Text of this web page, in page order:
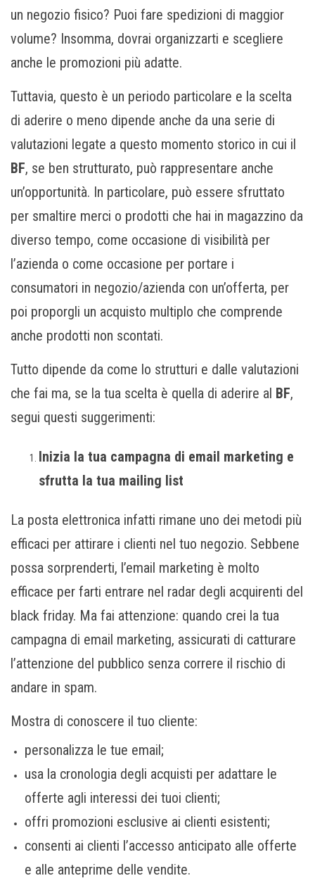
un negozio fisico? Puoi fare spedizioni di maggior
volume? Insomma, dovrai organizzarti e scegliere
anche le promozioni più adatte.
Tuttavia, questo è un periodo particolare e la scelta
di aderire o meno dipende anche da una serie di
valutazioni legate a questo momento storico in cui il
BF, se ben strutturato, può rappresentare anche
un’opportunità. In particolare, può essere sfruttato
per smaltire merci o prodotti che hai in magazzino da
diverso tempo, come occasione di visibilità per
l’azienda o come occasione per portare i
consumatori in negozio/azienda con un’offerta, per
poi proporgli un acquisto multiplo che comprende
anche prodotti non scontati.
Tutto dipende da come lo strutturi e dalle valutazioni
che fai ma, se la tua scelta è quella di aderire al BF,
segui questi suggerimenti:
Inizia la tua campagna di email marketing e
sfrutta la tua mailing list
La posta elettronica infatti rimane uno dei metodi più
efficaci per attirare i clienti nel tuo negozio. Sebbene
possa sorprenderti, l’email marketing è molto
efficace per farti entrare nel radar degli acquirenti del
black friday. Ma fai attenzione: quando crei la tua
campagna di email marketing, assicurati di catturare
l’attenzione del pubblico senza correre il rischio di
andare in spam.
Mostra di conoscere il tuo cliente:
personalizza le tue email;
usa la cronologia degli acquisti per adattare le
offerte agli interessi dei tuoi clienti;
offri promozioni esclusive ai clienti esistenti;
consenti ai clienti l’accesso anticipato alle offerte
e alle anteprime delle vendite.